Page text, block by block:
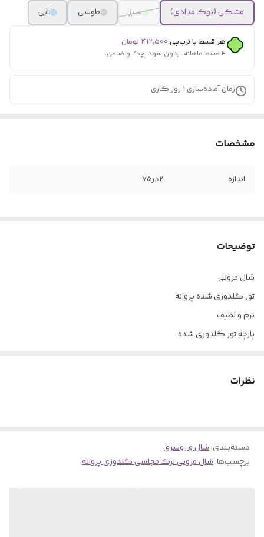
مشکی (نوک مدادی)
سبز طوسی آبی
هر قسط با ترب‌پی:۴۱۲٬۵۰۰ تومان
۴ قسط ماهانه. بدون سود، چک و ضامن.
زمان آماده‌سازی 1 روز کاری
مشخصات
اندازه 2در75
توضیحات
شال مزونی
تور گلدوزی شده پروانه
نرم و لطیف
پارچه تور گلدوزی شده
نظرات
دسته‌بندی:شال و روسری
برچسب‌ها :شال مزونی ترک مجلسی گلدوزی پروانه